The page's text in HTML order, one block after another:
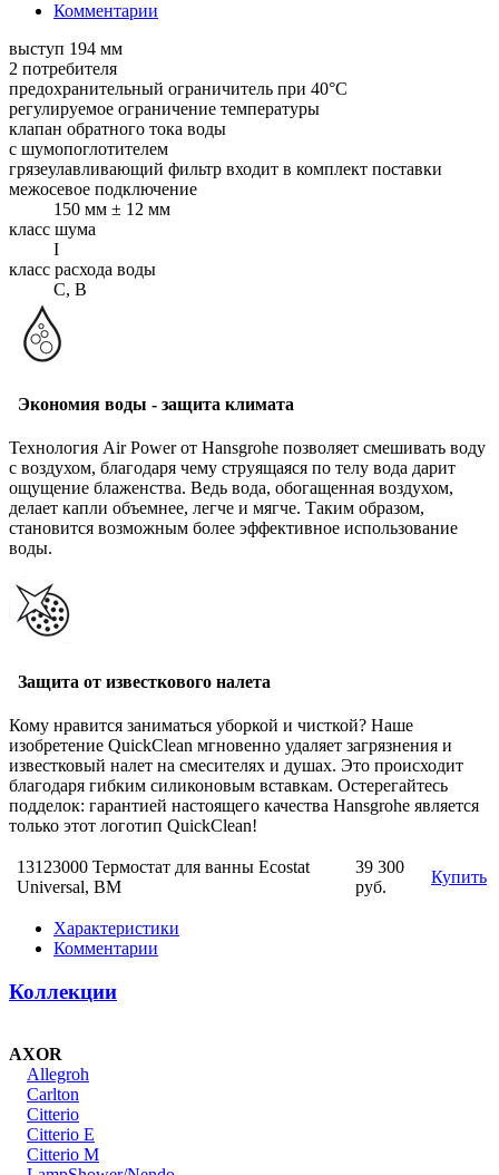
Комментарии
выступ 194 мм
2 потребителя
предохранительный ограничитель при 40°C
регулируемое ограничение температуры
клапан обратного тока воды
с шумопоглотителем
грязеулавливающий фильтр входит в комплект поставки
межосевое подключение
150 мм ± 12 мм
класс шума
I
класс расхода воды
C, B
Экономия воды - защита климата
Технология Air Power от Hansgrohe позволяет смешивать воду
с воздухом, благодаря чему струящаяся по телу вода дарит
ощущение блаженства. Ведь вода, обогащенная воздухом,
делает капли объемнее, легче и мягче. Таким образом,
становится возможным более эффективное использование
воды.
Защита от известкового налета
Кому нравится заниматься уборкой и чисткой? Наше
изобретение QuickClean мгновенно удаляет загрязнения и
известковый налет на смесителях и душах. Это происходит
благодаря гибким силиконовым вставкам. Остерегайтесь
подделок: гарантией настоящего качества Hansgrohe является
только этот логотип QuickClean!
13123000 Термостат для ванны Ecostat
Universal, ВМ
39 300
руб.
Купить
Характеристики
Комментарии
Коллекции
AXOR
Allegroh
Carlton
Citterio
Citterio E
Citterio M